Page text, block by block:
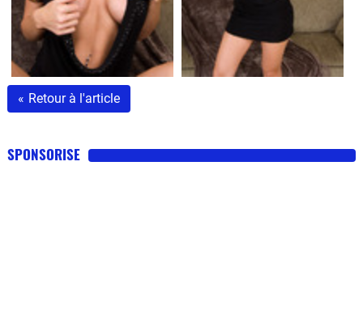
« Retour à l'article
SPONSORISE